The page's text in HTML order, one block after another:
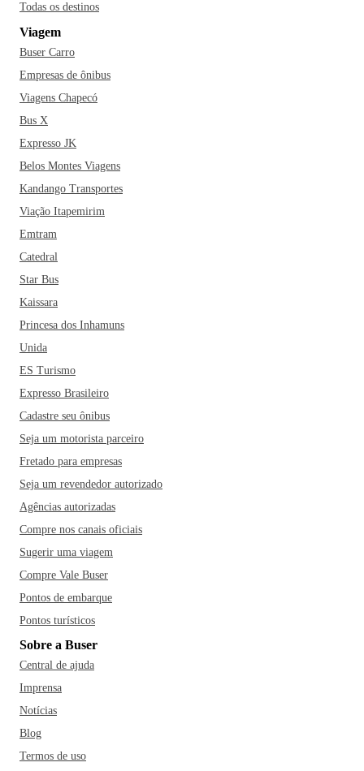
Tá esperando o quê? Corre para Uberlândia!
Todas os destinos
Viagem
Buser Carro
Empresas de ônibus
Viagens Chapecó
Bus X
Expresso JK
Belos Montes Viagens
Kandango Transportes
Viação Itapemirim
Emtram
Catedral
Star Bus
Kaissara
Princesa dos Inhamuns
Unida
ES Turismo
Expresso Brasileiro
Cadastre seu ônibus
Seja um motorista parceiro
Fretado para empresas
Seja um revendedor autorizado
Agências autorizadas
Compre nos canais oficiais
Sugerir uma viagem
Compre Vale Buser
Pontos de embarque
Pontos turísticos
Sobre a Buser
Central de ajuda
Imprensa
Notícias
Blog
Termos de uso